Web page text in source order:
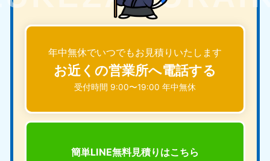
年中無休でいつでもお見積りいたします
お近くの営業所へ電話する
受付時間 9:00〜19:00 年中無休
簡単LINE無料見積りはこちら